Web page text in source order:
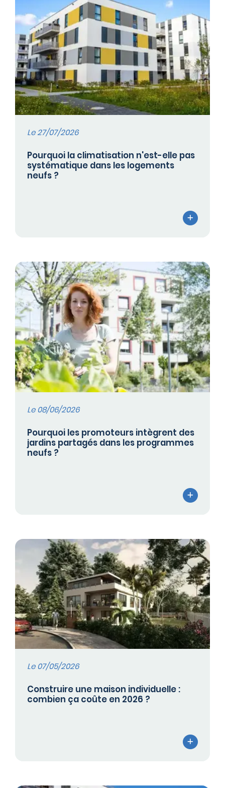
Le 27/07/2026
Pourquoi la climatisation n'est-elle pas
systématique dans les logements
neufs ?
Le 08/06/2026
Pourquoi les promoteurs intègrent des
jardins partagés dans les programmes
neufs ?
Le 07/05/2026
Construire une maison individuelle :
combien ça coûte en 2026 ?